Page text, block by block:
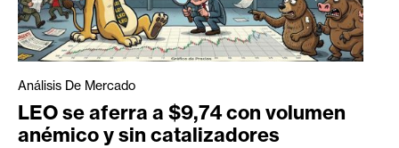
Análisis De Mercado
LEO se aferra a $9,74 con volumen
anémico y sin catalizadores